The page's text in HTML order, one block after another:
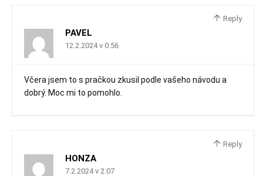
Reply
PAVEL
12.2.2024 v 0:56
Včera jsem to s pračkou zkusil podle vašeho návodu a
dobrý. Moc mi to pomohlo.
Reply
HONZA
7.2.2024 v 2:07